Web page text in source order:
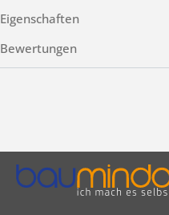
Eigenschaften
Bewertungen